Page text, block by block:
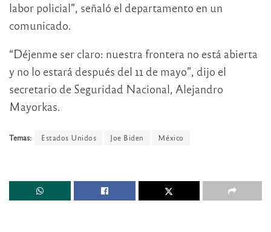
labor policial”, señaló el departamento en un
comunicado.
“Déjenme ser claro: nuestra frontera no está abierta
y no lo estará después del 11 de mayo”, dijo el
secretario de Seguridad Nacional, Alejandro
Mayorkas.
Temas: Estados Unidos Joe Biden México